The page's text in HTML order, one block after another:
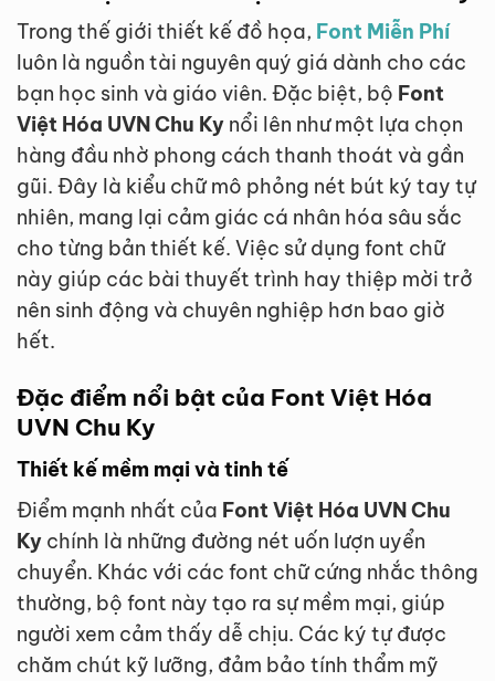
Trong thế giới thiết kế đồ họa, Font Miễn Phí
luôn là nguồn tài nguyên quý giá dành cho các
bạn học sinh và giáo viên. Đặc biệt, bộ Font
Việt Hóa UVN Chu Ky nổi lên như một lựa chọn
hàng đầu nhờ phong cách thanh thoát và gần
gũi. Đây là kiểu chữ mô phỏng nét bút ký tay tự
nhiên, mang lại cảm giác cá nhân hóa sâu sắc
cho từng bản thiết kế. Việc sử dụng font chữ
này giúp các bài thuyết trình hay thiệp mời trở
nên sinh động và chuyên nghiệp hơn bao giờ
hết.
Đặc điểm nổi bật của Font Việt Hóa
UVN Chu Ky
Thiết kế mềm mại và tinh tế
Điểm mạnh nhất của Font Việt Hóa UVN Chu
Ky chính là những đường nét uốn lượn uyển
chuyển. Khác với các font chữ cứng nhắc thông
thường, bộ font này tạo ra sự mềm mại, giúp
người xem cảm thấy dễ chịu. Các ký tự được
chăm chút kỹ lưỡng, đảm bảo tính thẩm mỹ